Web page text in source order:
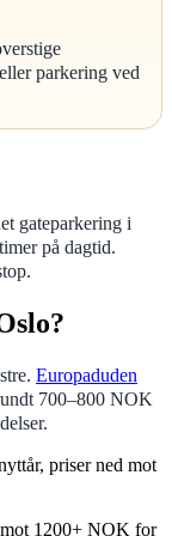
parkering ved
gateparkering i
på dagtid.
Europaduden
700–800 NOK
priser ned mot
mot 1200+ NOK for